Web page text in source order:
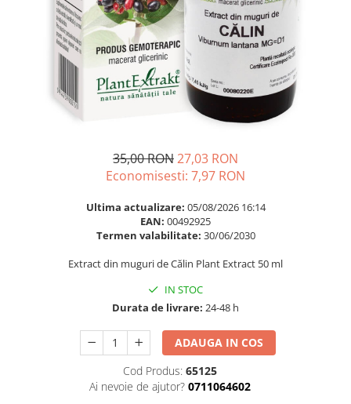
Omega 3
Par si unghii
Probiotice si prebiotice
Prostata
Sanatate urinara
Slabire si control greutate
Supliment Complexe
Supliment Fier
Supliment Vitamina B
Supliment Vitamina C
Supliment Vitamina D3
Supliment Vitamina E
Ingrijire par
Balsam masca si tratament
Produse cu SPF Pentru Fata
Repelenti insecte
35,00 RON27,03 RON
Economisesti: 7,97 RON
Ultima actualizare: 05/08/2026 16:14
EAN: 00492925
Termen valabilitate: 30/06/2030
Extract din muguri de Călin Plant Extract 50 ml
IN STOC
Durata de livrare: 24-48 h
ADAUGA IN COS
Cod Produs: 65125
Ai nevoie de ajutor? 0711064602